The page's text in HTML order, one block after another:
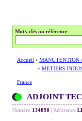
Mots-clés ou référence
Accueil > MANUTENTION
> METIERS
France
ADJOINT
Numéro 134898 | Référence